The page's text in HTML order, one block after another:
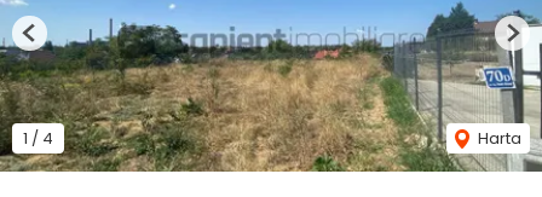
1 / 4 Harta
Previous